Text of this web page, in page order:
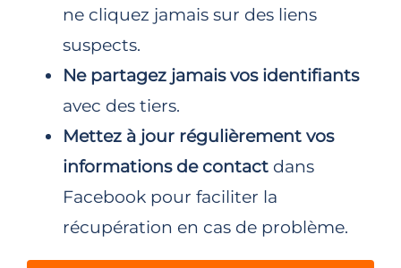
ne cliquez jamais sur des liens
suspects.
Ne partagez jamais vos identifiants
avec des tiers.
Mettez à jour régulièrement vos
informations de contactdans
Facebook pour faciliter la
récupération en cas de problème.